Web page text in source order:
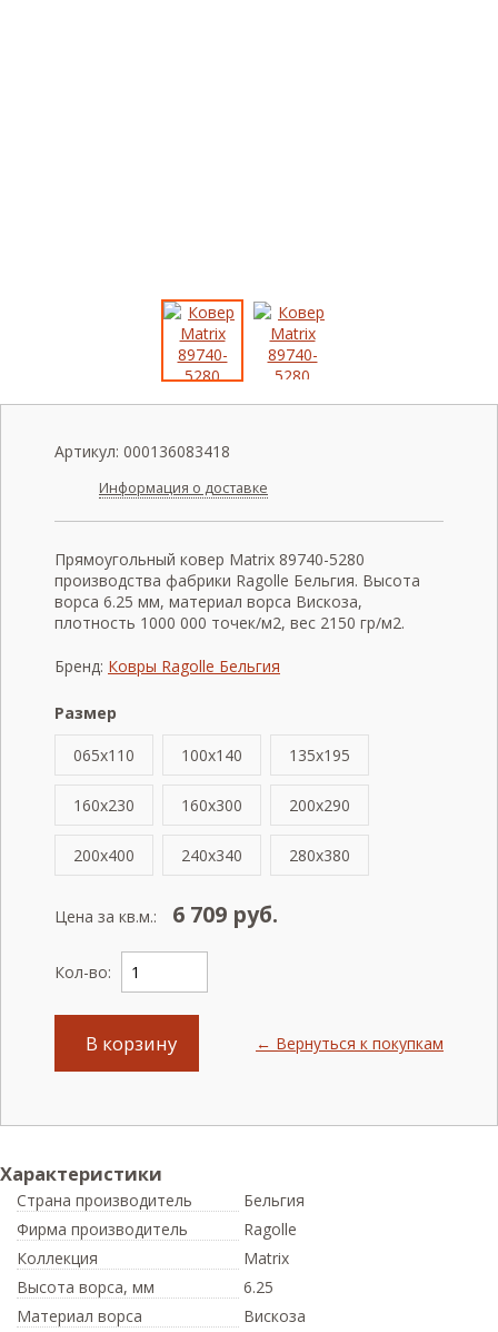
Артикул: 000136083418
Информация о доставке
Прямоугольный ковер Matrix 89740-5280
производства фабрики Ragolle Бельгия. Высота
ворса 6.25 мм, материал ворса Вискоза,
плотность 1000 000 точек/м2, вес 2150 гр/м2.
Бренд: Ковры Ragolle Бельгия
Размер
065x110
100x140 135x195
160x230 160x300 200x290
200x400 240x340 280x380
Цена за кв.м.: 6 709 руб.
Кол-во:
В корзину ← Вернуться к покупкам
Характеристики
Страна производитель
Бельгия
Фирма производитель
Ragolle
Коллекция
Matrix
Высота ворса, мм
6.25
Материал ворса
Вискоза